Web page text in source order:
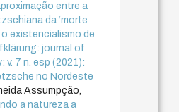
entre a
da ‘morte
o existencialismo de
journal of
v. 7 n. esp (2021):
no Nordeste
Assumpção,
a natureza a